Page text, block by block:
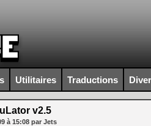
Utilitaires Traductions
v2.5
à 15:08 par Jets